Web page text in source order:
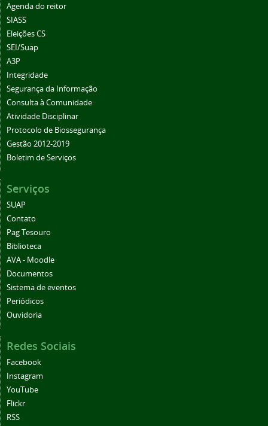
Agenda do reitor
SIASS
Eleições CS
SEI/Suap
A3P
Integridade
Segurança da Informação
Consulta à Comunidade
Atividade Disciplinar
Protocolo de Biossegurança
Gestão 2012-2019
Boletim de Serviços
Serviços
SUAP
Contato
Pag Tesouro
Biblioteca
AVA - Moodle
Documentos
Sistema de eventos
Periódicos
Ouvidoria
Redes Sociais
Facebook
Instagram
YouTube
Flickr
RSS